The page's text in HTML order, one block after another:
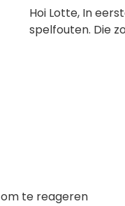
Hoi Lotte, In
spelfouten. Die
om te reageren